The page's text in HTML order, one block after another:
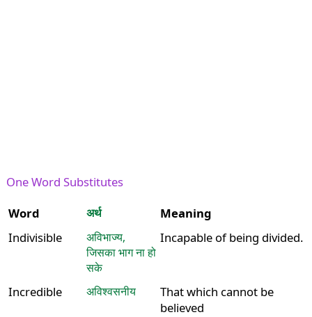
One Word Substitutes
Word
अर्थ
Meaning
Indivisible
अविभाज्य,
जिसका भाग ना हो
सके
Incapable of being divided.
Incredible अविश्वसनीय
That which cannot be
believed